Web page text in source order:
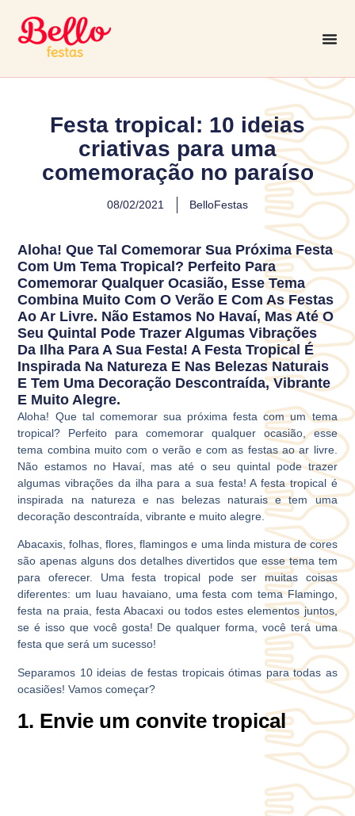
Festa tropical: 10 ideias
criativas para uma
comemoração no paraíso
08/02/2021 BelloFestas
Aloha! Que Tal Comemorar Sua Próxima Festa
Com Um Tema Tropical? Perfeito Para
Comemorar Qualquer Ocasião, Esse Tema
Combina Muito Com O Verão E Com As Festas
Ao Ar Livre. Não Estamos No Havaí, Mas Até O
Seu Quintal Pode Trazer Algumas Vibrações
Da Ilha Para A Sua Festa! A Festa Tropical É
Inspirada Na Natureza E Nas Belezas Naturais
E Tem Uma Decoração Descontraída, Vibrante
E Muito Alegre.
Aloha! Que tal comemorar sua próxima festa com um tema
tropical? Perfeito para comemorar qualquer ocasião, esse
tema combina muito com o verão e com as festas ao ar livre.
Não estamos no Havaí, mas até o seu quintal pode trazer
algumas vibrações da ilha para a sua festa! A festa tropical é
inspirada na natureza e nas belezas naturais e tem uma
decoração descontraída, vibrante e muito alegre.
Abacaxis, folhas, flores, flamingos e uma linda mistura de cores
são apenas alguns dos detalhes divertidos que esse tema tem
para oferecer. Uma festa tropical pode ser muitas coisas
diferentes: um luau havaiano, uma festa com tema Flamingo,
festa na praia, festa Abacaxi ou todos estes elementos juntos,
se é isso que você gosta! De qualquer forma, você terá uma
festa que será um sucesso!
Separamos 10 ideias de festas tropicais ótimas para todas as
ocasiões! Vamos começar?
1. Envie um convite tropical